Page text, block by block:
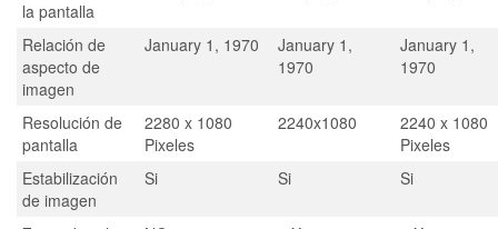
la pantalla
Relación de
aspecto de
imagen
January 1, 1970
January 1,
1970
January 1,
1970
Resolución de
pantalla
2280 x 1080
Pixeles
2240x1080
2240 x 1080
Pixeles
Estabilización
de imagen
Si Si Si